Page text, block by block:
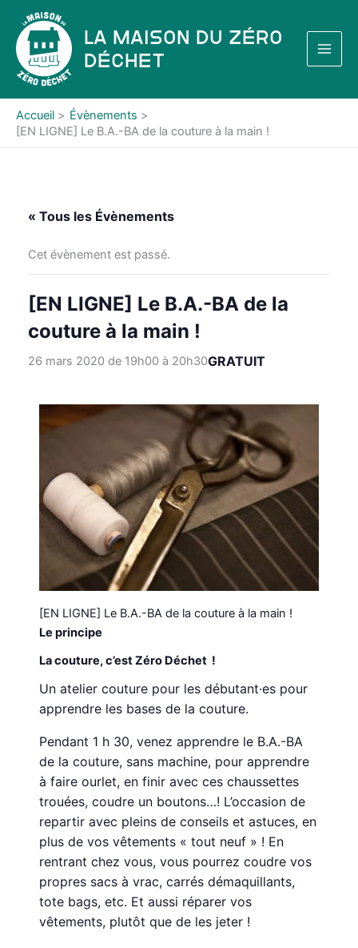
contenu
La Maison du Zéro
Déchet
Accueil
Évènements
[EN LIGNE] Le B.A.-BA de la couture à la main !
« Tous les Évènements
Cet évènement est passé.
[EN LIGNE] Le B.A.-BA de la
couture à la main !
26 mars 2020 de 19h00à 20h30GRATUIT
[EN LIGNE] Le B.A.-BA de la couture à la main !
Le principe
La couture, c’est Zéro Déchet !
Un atelier couture pour les débutant·es pour
apprendre les bases de la couture.
Pendant 1 h 30, venez apprendre le B.A.-BA
de la couture, sans machine, pour apprendre
à faire ourlet, en finir avec ces chaussettes
trouées, coudre un boutons…! L’occasion de
repartir avec pleins de conseils et astuces, en
plus de vos vêtements « tout neuf » ! En
rentrant chez vous, vous pourrez coudre vos
propres sacs à vrac, carrés démaquillants,
tote bags, etc. Et aussi réparer vos
vêtements, plutôt que de les jeter !